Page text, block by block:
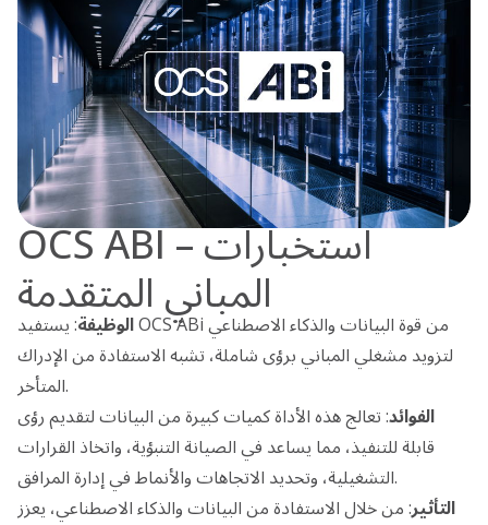
OCS ABI – استخبارات
المباني المتقدمة
الوظيفة: يستفيد OCS ABi من قوة البيانات والذكاء الاصطناعي
لتزويد مشغلي المباني برؤى شاملة، تشبه الاستفادة من الإدراك
المتأخر.
الفوائد: تعالج هذه الأداة كميات كبيرة من البيانات لتقديم رؤى
قابلة للتنفيذ، مما يساعد في الصيانة التنبؤية، واتخاذ القرارات
التشغيلية، وتحديد الاتجاهات والأنماط في إدارة المرافق.
التأثير: من خلال الاستفادة من البيانات والذكاء الاصطناعي، يعزز